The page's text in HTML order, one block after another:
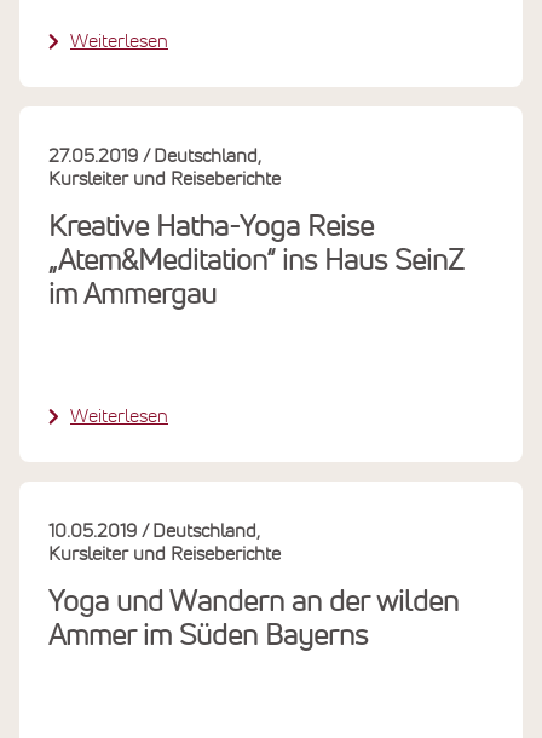
Weiterlesen
Kreative Hatha-Yoga Reise
„Atem&Meditation“ ins Haus SeinZ
im Ammergau
27.05.2019
Deutschland
Kursleiter und Reiseberichte
Weiterlesen
Yoga und Wandern an der wilden
Ammer im Süden Bayerns
10.05.2019
Deutschland
Kursleiter und Reiseberichte